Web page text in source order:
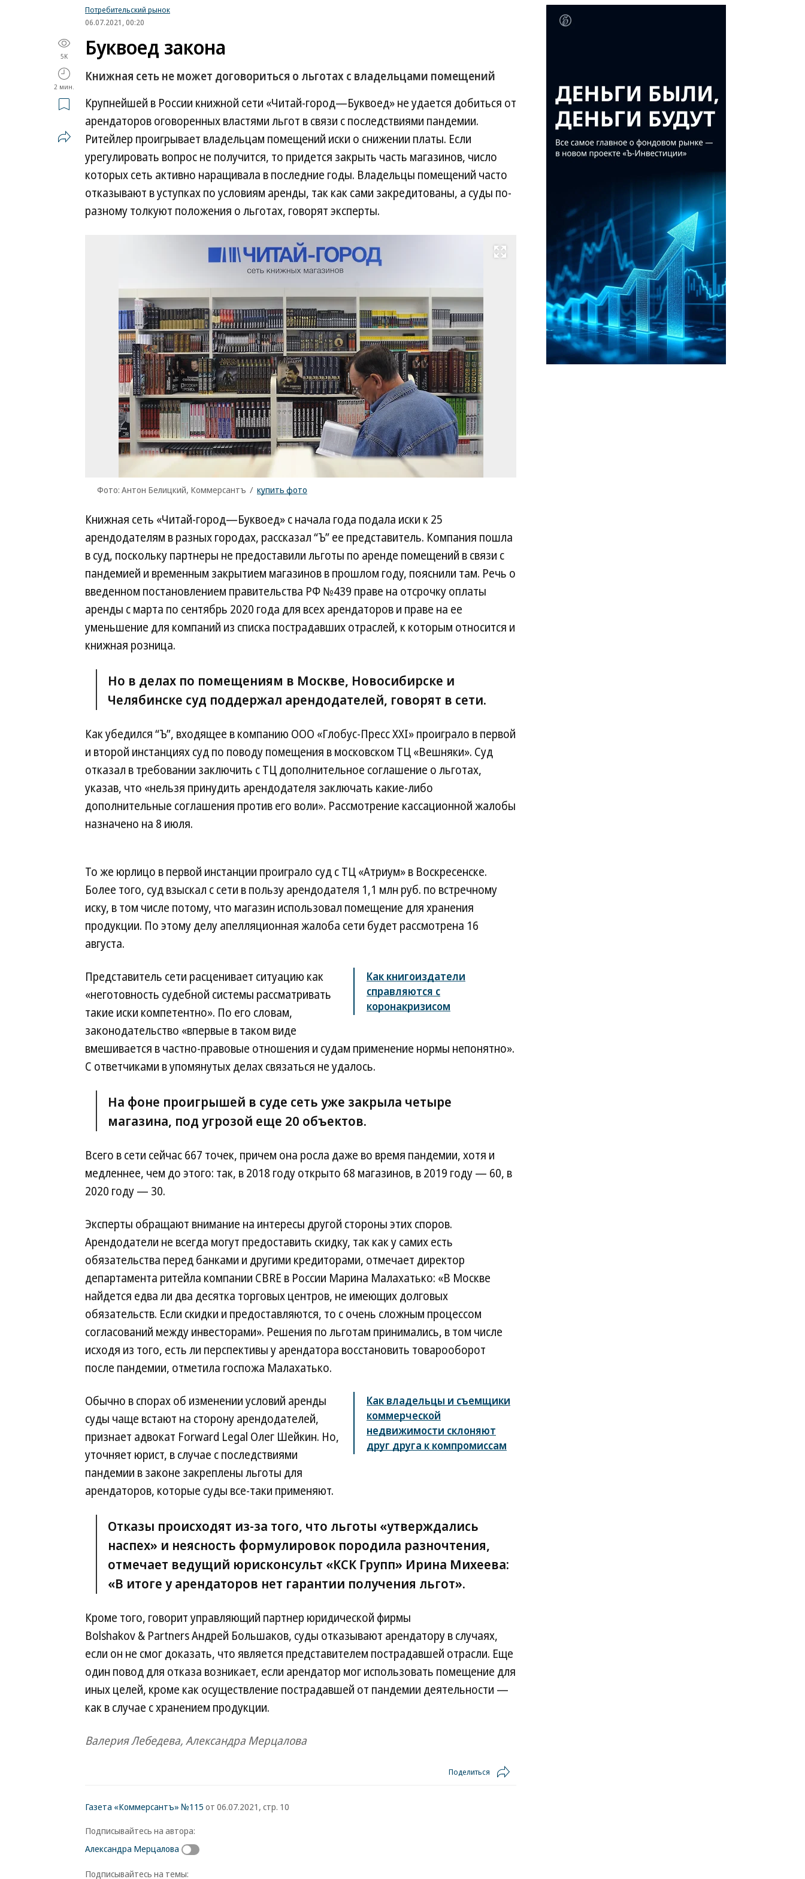
Потребительский рынок
06.07.2021, 00:20
5K
2 мин.
Буквоед закона
Книжная сеть не может договориться о льготах с владельцами помещений
Крупнейшей в России книжной сети «Читай-город—Буквоед» не удается добиться от
арендаторов оговоренных властями льгот в связи с последствиями пандемии.
Ритейлер проигрывает владельцам помещений иски о снижении платы. Если
урегулировать вопрос не получится, то придется закрыть часть магазинов, число
которых сеть активно наращивала в последние годы. Владельцы помещений часто
отказывают в уступках по условиям аренды, так как сами закредитованы, а суды по-
разному толкуют положения о льготах, говорят эксперты.
Развернуть на весь экран
Фото: Антон Белицкий, Коммерсантъ / купить фото
Фото:
Антон
Белицкий,
Коммерсантъ
купить
Книжная сеть «Читай-город—Буквоед» c начала года подала иски к 25
арендодателям в разных городах, рассказал “Ъ” ее представитель. Компания пошла
в суд, поскольку партнеры не предоставили льготы по аренде помещений в связи с
пандемией и временным закрытием магазинов в прошлом году, пояснили там. Речь о
введенном постановлением правительства РФ №439 праве на отсрочку оплаты
аренды с марта по сентябрь 2020 года для всех арендаторов и праве на ее
уменьшение для компаний из списка пострадавших отраслей, к которым относится и
книжная розница.
Но в делах по помещениям в Москве, Новосибирске и
Челябинске суд поддержал арендодателей, говорят в сети.
Как убедился “Ъ”, входящее в компанию ООО «Глобус-Пресс ХХI» проиграло в первой
и второй инстанциях суд по поводу помещения в московском ТЦ «Вешняки». Суд
отказал в требовании заключить с ТЦ дополнительное соглашение о льготах,
указав, что «нельзя принудить арендодателя заключать какие-либо
дополнительные соглашения против его воли». Рассмотрение кассационной жалобы
назначено на 8 июля.
То же юрлицо в первой инстанции проиграло суд с ТЦ «Атриум» в Воскресенске.
Более того, суд взыскал с сети в пользу арендодателя 1,1 млн руб. по встречному
иску, в том числе потому, что магазин использовал помещение для хранения
продукции. По этому делу апелляционная жалоба сети будет рассмотрена 16
августа.
Как книгоиздатели
справляются с
коронакризисом
Представитель сети расценивает ситуацию как
«неготовность судебной системы рассматривать
такие иски компетентно». По его словам,
законодательство «впервые в таком виде
вмешивается в частно-правовые отношения и судам применение нормы непонятно».
С ответчиками в упомянутых делах связаться не удалось.
На фоне проигрышей в суде сеть уже закрыла четыре
магазина, под угрозой еще 20 объектов.
Всего в сети сейчас 667 точек, причем она росла даже во время пандемии, хотя и
медленнее, чем до этого: так, в 2018 году открыто 68 магазинов, в 2019 году — 60, в
2020 году — 30.
Эксперты обращают внимание на интересы другой стороны этих споров.
Арендодатели не всегда могут предоставить скидку, так как у самих есть
обязательства перед банками и другими кредиторами, отмечает директор
департамента ритейла компании CBRE в России Марина Малахатько: «В Москве
найдется едва ли два десятка торговых центров, не имеющих долговых
обязательств. Если скидки и предоставляются, то с очень сложным процессом
согласований между инвесторами». Решения по льготам принимались, в том числе
исходя из того, есть ли перспективы у арендатора восстановить товарооборот
после пандемии, отметила госпожа Малахатько.
Как владельцы и съемщики
коммерческой
недвижимости склоняют
друг друга к компромиссам
Обычно в спорах об изменении условий аренды
суды чаще встают на сторону арендодателей,
признает адвокат Forward Legal Олег Шейкин. Но,
уточняет юрист, в случае с последствиями
пандемии в законе закреплены льготы для
арендаторов, которые суды все-таки применяют.
Отказы происходят из-за того, что льготы «утверждались
наспех» и неясность формулировок породила разночтения,
отмечает ведущий юрисконсульт «КСК Групп» Ирина Михеева:
«В итоге у арендаторов нет гарантии получения льгот».
Кроме того, говорит управляющий партнер юридической фирмы
Bolshakov & Partners Андрей Большаков, суды отказывают арендатору в случаях,
если он не смог доказать, что является представителем пострадавшей отрасли. Еще
один повод для отказа возникает, если арендатор мог использовать помещение для
иных целей, кроме как осуществление пострадавшей от пандемии деятельности —
как в случае с хранением продукции.
Валерия Лебедева, Александра Мерцалова
Поделиться
Газета «Коммерсантъ» №115 от 06.07.2021, стр. 10
Подписывайтесь на автора:
Александра Мерцалова
Подписывайтесь на темы: